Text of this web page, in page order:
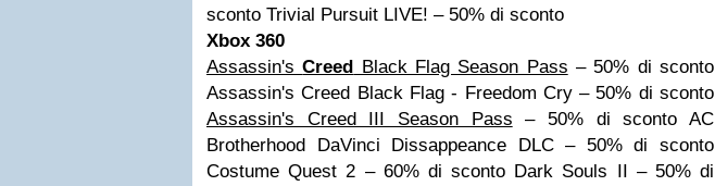
sconto Trivial Pursuit LIVE! – 50% di sconto
Xbox 360
Assassin'sCreed Black Flag Season Pass – 50% di sconto
Assassin's Creed Black Flag - Freedom Cry – 50% di sconto
Assassin's Creed III Season Pass – 50% di sconto AC
Brotherhood DaVinci Dissappeance DLC – 50% di sconto
Costume Quest 2 – 60% di sconto Dark Souls II – 50% di